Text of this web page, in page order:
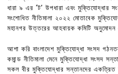
ধারা ৯ এর ‘ট’ উপধারা এবং মুক্তিযোদ্ধার
সংশোধিত নীতিমালা ২০২২ মোতাবেক
মহানগর উত্তরের আহবায়ক কমিটি অনুমোদন
আশা করি বাংলাদেশ মুক্তিযোদ্ধা সংসদ
কমান্ড নীতিমালা মেনে মুক্তিযোদ্ধা সংসদ
সকল বীর মুক্তিযোদ্ধার সন্তানদের